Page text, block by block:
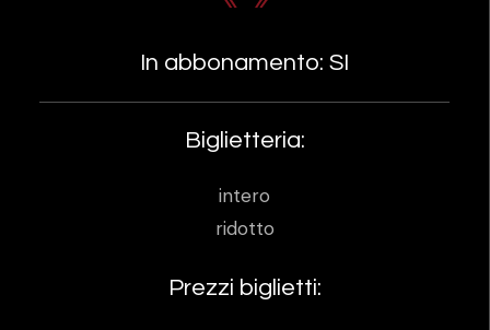
In abbonamento: SI
Biglietteria:
intero
ridotto
Prezzi biglietti: